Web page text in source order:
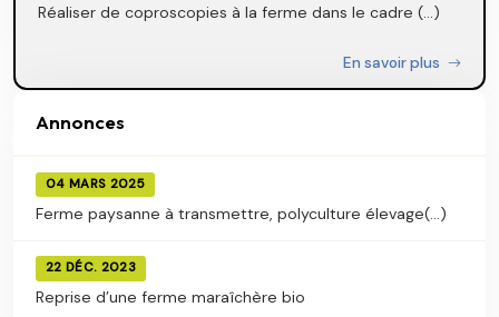
Réaliser de coproscopies à la ferme dans le cadre (...)
En savoir plus
Annonces
04 MARS 2025
Ferme paysanne à transmettre, polyculture élevage(...)
22 DÉC. 2023
Reprise d’une ferme maraîchère bio